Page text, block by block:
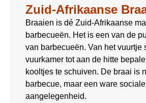
Zuid-Afrikaanse
Braaien is dé Zuid-Afrikaanse
barbecueën. Het is een van de
van barbecueën. Van het vuurtje
vuurkamer tot aan de hitte
kooltjes te schuiven. De braai is
barbecue, maar een ware sociale
aangelegenheid.